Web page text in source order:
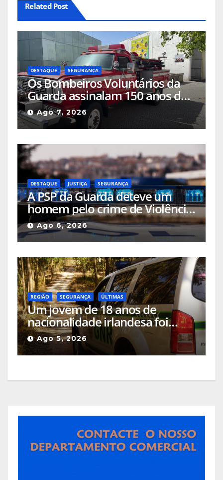
Related Post
DESTAQUE SEGURANÇA
Os Bombeiros Voluntários da
Guarda assinalam 150 anos de
história com comemorações a
acontecerem no centro da
cidade
Ago 7, 2026
DESTAQUE JUSTIÇA SEGURANÇA
A PSP da Guarda deteve um
homem pelo crime de Violência
Doméstica após agressão grave
na via pública
Ago 6, 2026
REGIÃO SEGURANÇA ÚLTIMAS
Um jovem de 18 anos de
nacionalidade irlandesa foi
detido pela GNR em Celorico da
Beira pelo crime de incêndio
rural
Ago 5, 2026